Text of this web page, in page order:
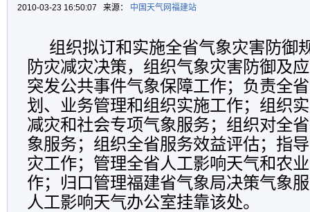
2010-03-23 16:50:07 来源： 中国天气网福建站
组织拟订和实施全省气象灾害防御
防灾减灾决策，组织气象灾害防御及
突发公共事件气象保障工作；负责全
划、业务管理和组织实施工作；组织
减灾和社会专项气象服务；组织对全
象服务；组织全省服务效益评估；指
灾工作；管理全省人工影响天气和农
作；归口管理福建省气象局决策气象
人工影响天气办公室挂靠该处。